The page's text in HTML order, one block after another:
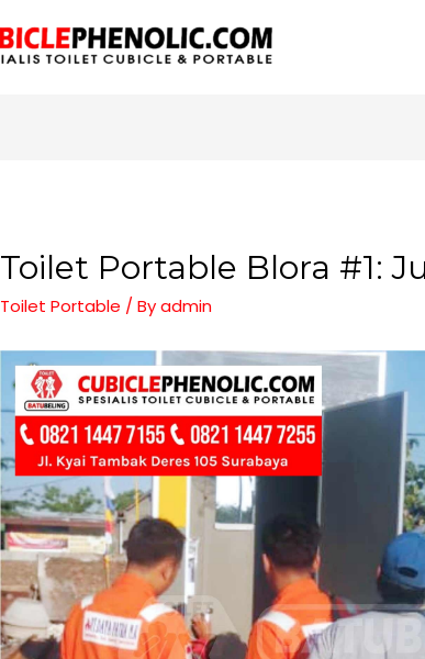
Toilet Portable Blora #1:
Toilet Portable / Byadmin